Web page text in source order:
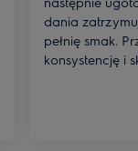
dania
pełnię smak.
konsystencję i